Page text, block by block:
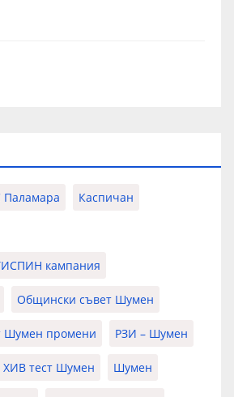
Каспичан
кампания
Общински съвет Шумен
Шумен промени РЗИ – Шумен
ХИВ тест Шумен Шумен